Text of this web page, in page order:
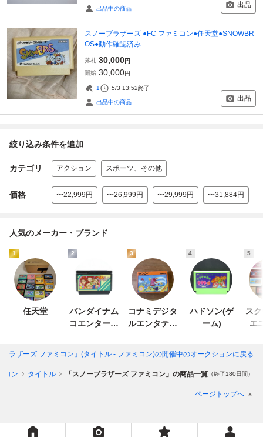
出品中の商品 出品
スノーブラザーズ ●FC ファミコン●任天堂●SNOWBR
OS●動作確認済み
落札 30,000円
開始 30,000円
1 5/3 13:52終了
出品中の商品 出品
絞り込み条件を追加
カテゴリ アクション スポーツ、その他
価格 〜22,999円 〜26,999円 〜29,999円 〜31,884円
人気のメーカー・ブランド
1
任天堂
2
バンダイナム
コエンターテ
3
コナミデジタ
ルエンタテイ
4
ハドソン(ゲ
ーム)
5
ス
エ
ラザーズ ファミコン」(タイトル - ファミコン)の開催中のオークションに戻る
コン タイトル 「スノーブラザーズ ファミコン」の商品一覧 （終了180日間）
ページトップへ